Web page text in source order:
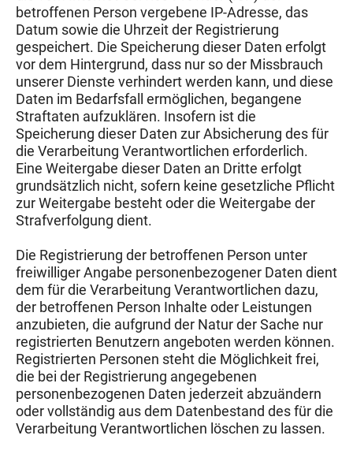
betroffenen Person vergebene IP-Adresse, das
Datum sowie die Uhrzeit der Registrierung
gespeichert. Die Speicherung dieser Daten erfolgt
vor dem Hintergrund, dass nur so der Missbrauch
unserer Dienste verhindert werden kann, und diese
Daten im Bedarfsfall ermöglichen, begangene
Straftaten aufzuklären. Insofern ist die
Speicherung dieser Daten zur Absicherung des für
die Verarbeitung Verantwortlichen erforderlich.
Eine Weitergabe dieser Daten an Dritte erfolgt
grundsätzlich nicht, sofern keine gesetzliche Pflicht
zur Weitergabe besteht oder die Weitergabe der
Strafverfolgung dient.
Die Registrierung der betroffenen Person unter
freiwilliger Angabe personenbezogener Daten dient
dem für die Verarbeitung Verantwortlichen dazu,
der betroffenen Person Inhalte oder Leistungen
anzubieten, die aufgrund der Natur der Sache nur
registrierten Benutzern angeboten werden können.
Registrierten Personen steht die Möglichkeit frei,
die bei der Registrierung angegebenen
personenbezogenen Daten jederzeit abzuändern
oder vollständig aus dem Datenbestand des für die
Verarbeitung Verantwortlichen löschen zu lassen.